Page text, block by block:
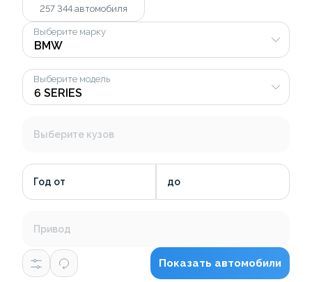
257 344 автомобиля
Выберите марку
Выберите модель
Выберите кузов
Год от до
Привод
Показать автомобили